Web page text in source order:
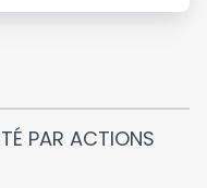
PAR ACTIONS